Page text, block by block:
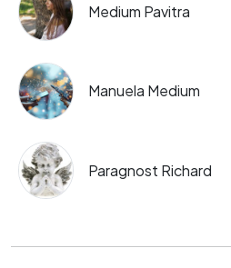
Medium Pavitra
Manuela Medium
Paragnost Richard